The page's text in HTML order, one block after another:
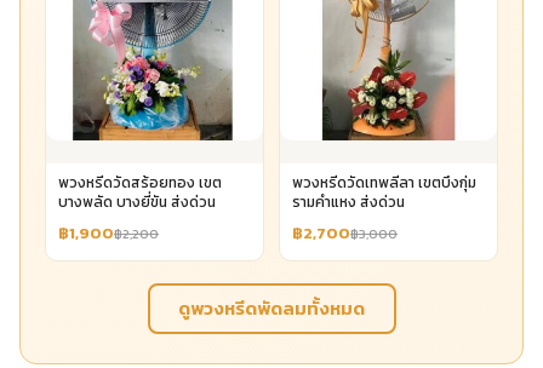
พวงหรีดวัดสร้อยทอง เขต
บางพลัด บางยี่ขัน ส่งด่วน
฿1,900฿2,200
พวงหรีดวัดเทพลีลา เขตบึงกุ่ม
รามคำแหง ส่งด่วน
฿2,700฿3,000
ดูพวงหรีดพัดลมทั้งหมด